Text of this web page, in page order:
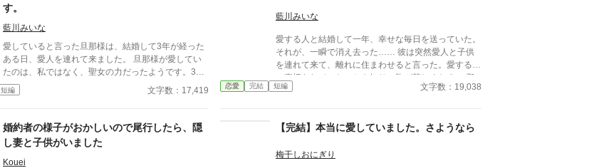
結になります。
す。
藍川みいな
愛していると言った旦那様は、結婚して3年が経った
ある日、愛人を連れて来ました。 旦那様が愛してい
たのは、私ではなく、聖女の力だったようです。3年
間平和だった事から、私の力など必要ないと勘違いさ
れたようで… 「もうお前は必要ない。出て行け。」
ら結界は消滅してしまいますけど、大丈夫なのですよ
ね？ それならば、二度と私を頼らないでください！
シャーロットの力のおかげで、子爵から伯爵になれた
のに、あっけなく捨てるルーク。 結界が消滅しそう
短編 文字数：17,419
藍川みいな
愛する人と結婚して一年、幸せな毎日を送っていた。
それが、一瞬で消え去った…… 彼は突然愛人と子供
を連れて来て、離れに住まわせると言った。愛する人
に裏切られていたことを知り、胸が苦しくなる。 邪
魔なのは、私だ。 そう思った私は離婚を決意し、邸
にする彼。愛していれば、何をしても許されると思っ
通りになどならない！ ＊設定ゆるゆるの、架空の世
恋愛 完結 短編 文字数：19,038
婚約者の様子がおかしいので尾行したら、隠
し妻と子供がいました
Kouei
【完結】本当に愛していました。さようなら
梅干しおにぎり